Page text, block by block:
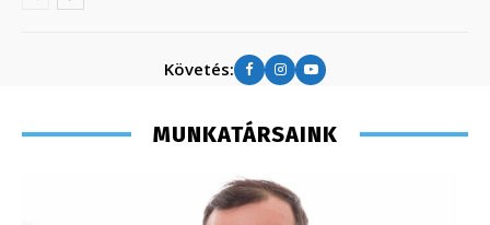
Követés:
MUNKATÁRSAINK